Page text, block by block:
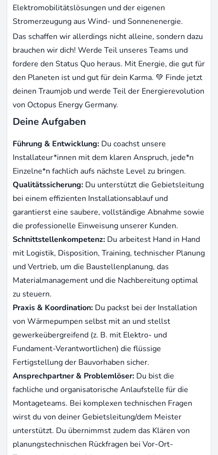
Elektromobilitätslösungen und der eigenen
Stromerzeugung aus Wind- und Sonnenenergie.
Das schaffen wir allerdings nicht alleine, sondern dazu
brauchen wir dich! Werde Teil unseres Teams und
fordere den Status Quo heraus. Mit Energie, die gut für
den Planeten ist und gut für dein Karma. 💚 Finde jetzt
deinen Traumjob und werde Teil der Energierevolution
von Octopus Energy Germany.
Deine Aufgaben
Führung & Entwicklung: Du coachst unsere
Installateur*innen mit dem klaren Anspruch, jede*n
Einzelne*n fachlich aufs nächste Level zu bringen.
Qualitätssicherung: Du unterstützt die Gebietsleitung
bei einem effizienten Installationsablauf und
garantierst eine saubere, vollständige Abnahme sowie
die professionelle Einweisung unserer Kunden.
Schnittstellenkompetenz: Du arbeitest Hand in Hand
mit Logistik, Disposition, Training, technischer Planung
und Vertrieb, um die Baustellenplanung, das
Materialmanagement und die Nachbereitung optimal
zu steuern.
Praxis & Koordination: Du packst bei der Installation
von Wärmepumpen selbst mit an und stellst
gewerkeübergreifend (z. B. mit Elektro- und
Fundament-Verantwortlichen) die flüssige
Fertigstellung der Bauvorhaben sicher.
Ansprechpartner & Problemlöser: Du bist die
fachliche und organisatorische Anlaufstelle für die
Montageteams. Bei komplexen technischen Fragen
wirst du von deiner Gebietsleitung/dem Meister
unterstützt. Du übernimmst zudem das Klären von
planungstechnischen Rückfragen bei Vor-Ort-